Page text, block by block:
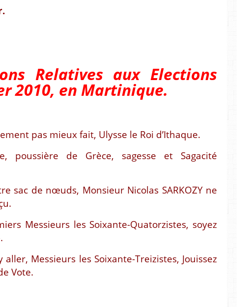
Relatives aux Elections
2010, en Martinique.
pas mieux fait, Ulysse le Roi d’Ithaque.
poussière de Grèce, sagesse et Sagacité
sac de nœuds, Monsieur Nicolas SARKOZY ne
Messieurs les Soixante-Quatorzistes, soyez
aller, Messieurs les Soixante-Treizistes, Jouissez
Vote.